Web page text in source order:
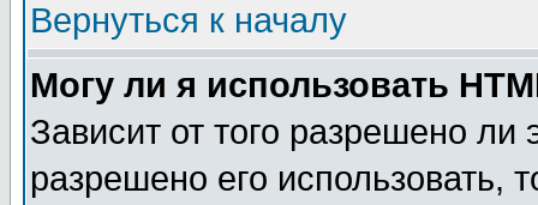
Вернуться к началу
Могу ли я использовать
Зависит от того разрешено
разрешено его использовать,